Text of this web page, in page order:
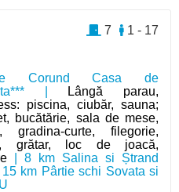
Corund Casa de
|
Lângă parau,
piscina, ciubăr, sauna;
bucătărie, sala de mese,
gradina-curte, filegorie,
grătar, loc de joacă,
| 8 km Salina si Ștrand
15 km Pârtie schi Sovata si
1 - 17
7